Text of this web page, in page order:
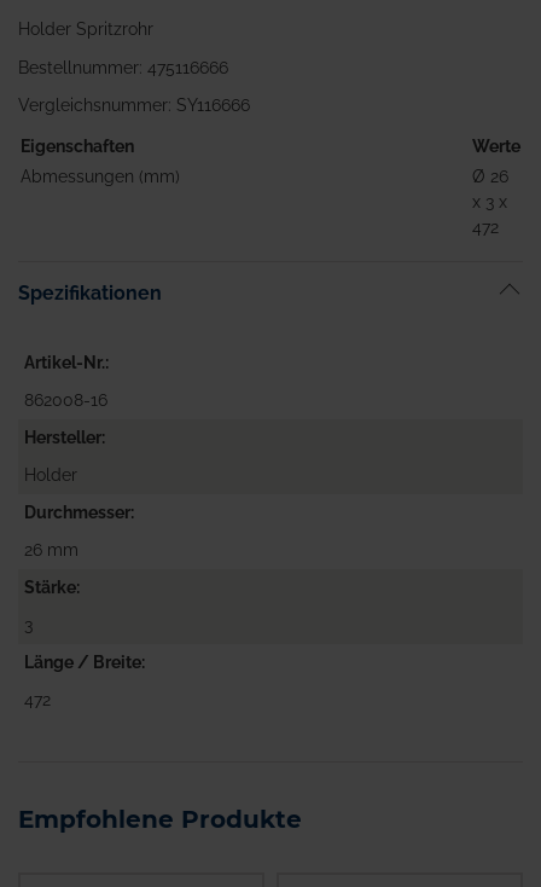
Holder Spritzrohr
Bestellnummer: 475116666
Vergleichsnummer: SY116666
Eigenschaften
Werte
Abmessungen (mm)
Ø 26
x 3 x
472
Spezifikationen
Artikel-Nr.
862008-16
Hersteller
Holder
Durchmesser
26 mm
Stärke
3
Länge / Breite
472
Empfohlene Produkte